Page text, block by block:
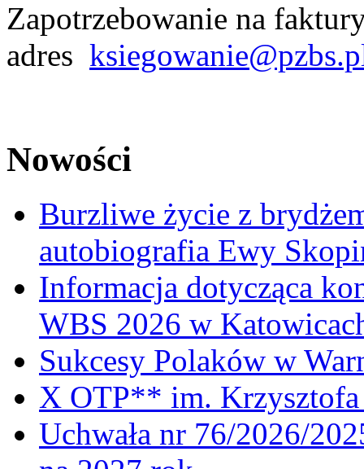
Zapotrzebowanie na
adres
Nowości
Burzliwe życie z
autobiografia Ewy
Informacja dotycząca
WBS 2026 w
Sukcesy Polaków w
X OTP** im. Krzysztofa
Uchwała nr 76/2026/